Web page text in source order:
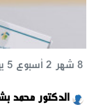
الدكتور محمد
8 شهر 2 أسبوع 5 يوم 4 س 50 د 30 ث